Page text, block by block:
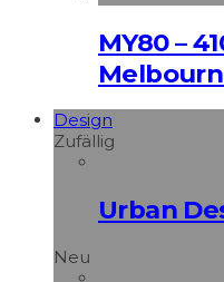
MY80 –
Design
Zufällig
Urban
Neu